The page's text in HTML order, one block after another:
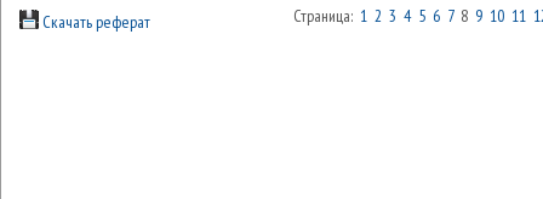
Скачать реферат Страница: 1 2 3 4 5 6 78 9 10 11